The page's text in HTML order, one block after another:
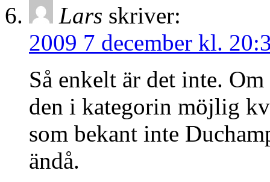
Lars skriver:
2009 7 december kl.
Så enkelt är det inte.
den i kategorin möjlig
som bekant inte
ändå.